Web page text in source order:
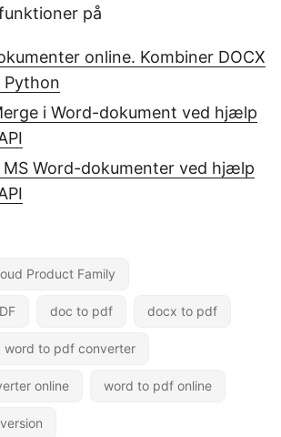
på
online. Kombiner DOCX
i Word-dokument ved hjælp
MS Word-dokumenter ved hjælp
Product Family
doc to pdf docx to pdf
word to pdf converter
online word to pdf online